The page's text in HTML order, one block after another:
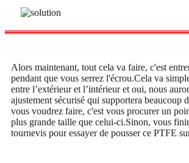
Alors maintenant, tout cela va faire, c'est
pendant que vous serrez l'écrou.Cela va
entre l’extérieur et l’intérieur et oui, nous
ajustement sécurisé qui supportera beaucoup
vous voudrez faire, c'est vous procurer un
plus grande taille que celui-ci.Sinon, vous
tournevis pour essayer de pousser ce PTFE